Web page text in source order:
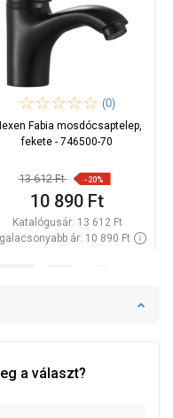
a választ?
(0)
Fabia mosdócsaptelep,
fekete - 746500-70
13 612 Ft -20%
10 890 Ft
Katalógusár: 13 612 Ft
ár: 10 890 Ft